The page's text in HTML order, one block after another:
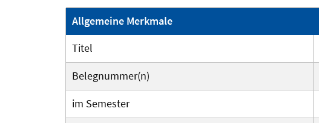
Allgemeine Merkmale
Titel
Belegnummer(n)
im Semester